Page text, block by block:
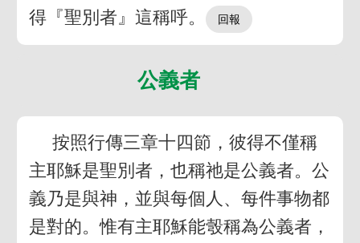
得『聖別者』這稱呼。
公義者
按照行傳三章十四節，彼得不僅稱
主耶穌是聖別者，也稱祂是公義者。公
義乃是與神，並與每個人、每件事物都
是對的。惟有主耶穌能彀稱為公義者，